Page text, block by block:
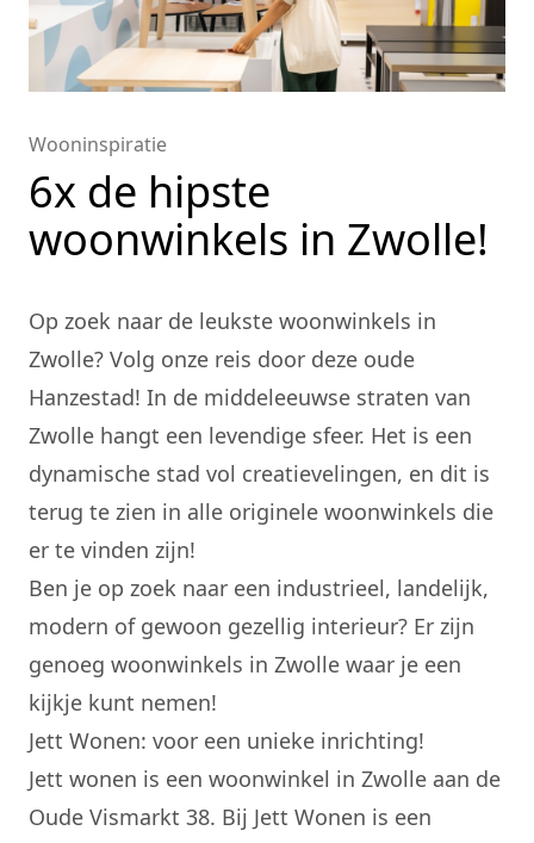
Wooninspiratie
6x de hipste
woonwinkels in Zwolle!
Op zoek naar de leukste woonwinkels in
Zwolle? Volg onze reis door deze oude
Hanzestad! In de middeleeuwse straten van
Zwolle hangt een levendige sfeer. Het is een
dynamische stad vol creatievelingen, en dit is
terug te zien in alle originele woonwinkels die
er te vinden zijn!
Ben je op zoek naar een industrieel, landelijk,
modern of gewoon gezellig interieur? Er zijn
genoeg woonwinkels in Zwolle waar je een
kijkje kunt nemen!
Jett Wonen: voor een unieke inrichting!
Jett wonen is een woonwinkel in Zwolle aan de
Oude Vismarkt 38. Bij Jett Wonen is een